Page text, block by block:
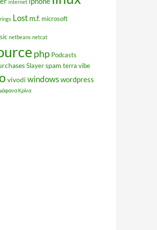
internet
Lost m.f. microsoft
netbeans netcat
php Podcasts
Slayer spam terra vibe
vivodi windowswordpress
Κρίνα